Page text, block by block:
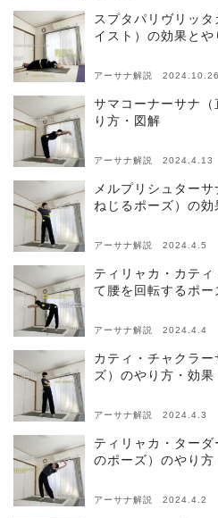
スプタパリヴリッ
イスト）の効果とや
アーサナ解説 2024.10.26
サマコーナーサナ
り方・図解
アーサナ解説 2024.4.13
メルプリシュター
ねじるポーズ）の
アーサナ解説 2024.4.5
ティリャカ・カテ
て腰を回転するポ
アーサナ解説 2024.4.4
カティ・チャクラ
ズ）のやり方・効果
アーサナ解説 2024.4.3
ティリャカ・ター
のポーズ）のやり方
アーサナ解説 2024.4.2